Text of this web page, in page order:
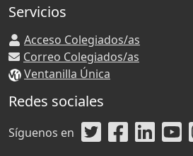
Servicios
Acceso Colegiados/as
Correo Colegiados/as
Ventanilla Única
Redes sociales
Síguenos en